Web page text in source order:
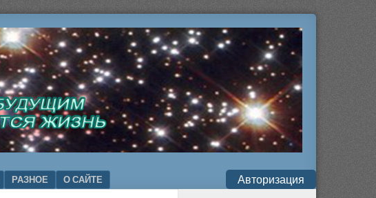
Авторизация
РАЗНОЕ О САЙТЕ